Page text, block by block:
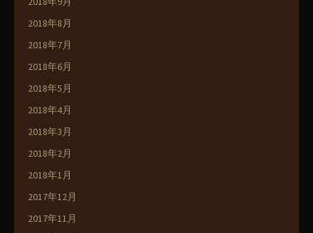
2018年8月
2018年7月
2018年6月
2018年5月
2018年4月
2018年3月
2018年2月
2018年1月
2017年12月
2017年11月